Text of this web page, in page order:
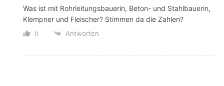
Was ist mit Rohrleitungsbauerin, Beton- und Stahlbauerin,
Klempner und Fleischer? Stimmen da die Zahlen?
0 Antworten